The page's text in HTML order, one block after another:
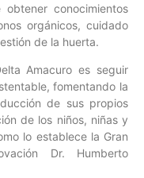
conocimientos
orgánicos, cuidado
de la huerta.
Amacuro es seguir
fomentando la
de sus propios
de los niños, niñas y
lo establece la Gran
Dr. Humberto